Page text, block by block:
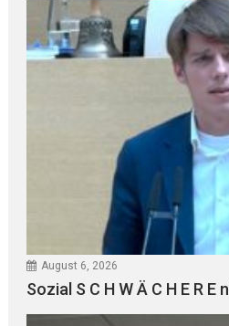
August 6, 2026
Sozial S C H W Ä C H E R